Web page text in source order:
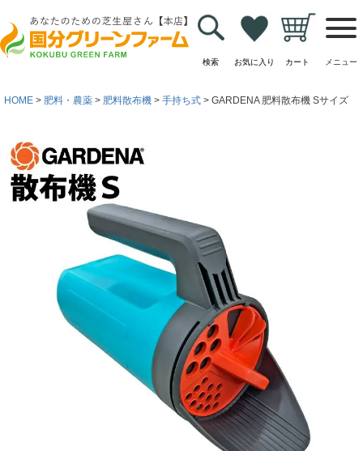
検索 お気に入り カート メニュー
HOME 肥料・農薬 肥料散布機 手持ち式 GARDENA 肥料散布機 Sサイズ